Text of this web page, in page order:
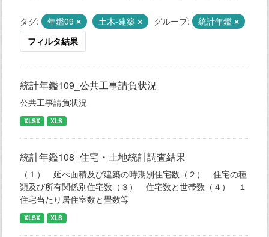
タグ: 年鑑09 土木-建築 グループ:
統計年鑑
フィルタ結果
統計年鑑109_公共工事請負状況
公共工事請負状況
XLSX XLS
統計年鑑108_住宅・土地統計調査結果
（１） 延べ面積及び建築の時期別住宅数（２） 住宅の種
類及び所有関係別住宅数（３） 住宅数と世帯数（４） １
住宅当たり居住室数と畳数等
XLSX XLS